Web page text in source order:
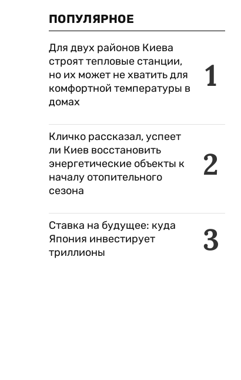
ПОПУЛЯРНОЕ
1
Для двух районов Киева
строят тепловые станции,
но их может не хватить для
комфортной температуры в
домах
2
Кличко рассказал, успеет
ли Киев восстановить
энергетические объекты к
началу отопительного
сезона
3
Ставка на будущее: куда
Япония инвестирует
триллионы